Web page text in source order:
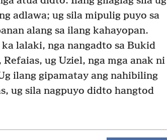
adlawa; ug sila mipulig puyo sa
alang sa ilang kahayopan.
lalaki, nga nangadto sa Bukid
ug Uziel, nga mga anak ni
ilang gipamatay ang nahibiling
ug sila nagpuyo didto hangtod